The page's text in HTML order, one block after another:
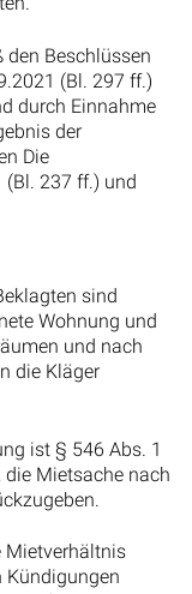
(Bl. 297 ff.)
durch Einnahme
der
Die
237 ff.) und
sind
Wohnung und
und nach
die Kläger
Mietsache nach
Kündigungen
der